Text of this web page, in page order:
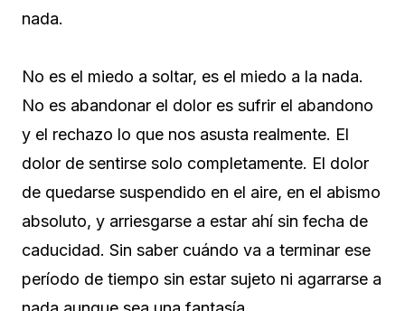
nada.
No es el miedo a soltar, es el miedo a la nada.
No es abandonar el dolor es sufrir el abandono
y el rechazo lo que nos asusta realmente. El
dolor de sentirse solo completamente. El dolor
de quedarse suspendido en el aire, en el abismo
absoluto, y arriesgarse a estar ahí sin fecha de
caducidad. Sin saber cuándo va a terminar ese
período de tiempo sin estar sujeto ni agarrarse a